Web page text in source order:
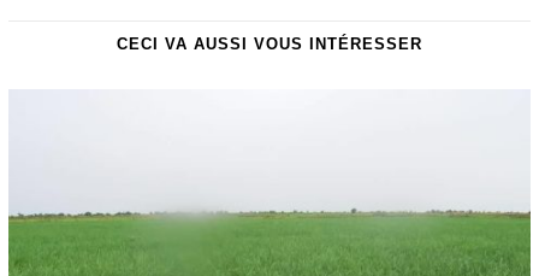
CECI VA AUSSI VOUS INTÉRESSER